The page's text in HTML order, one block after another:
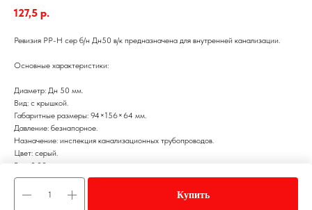
127,5 р.
Купить
Ревизия PP-H сер б/н Дн50 в/к предназначена для внутренней канализации.
Основные характеристики:
Диаметр: Дн 50 мм.
Вид: с крышкой.
Габаритные размеры: 94×156×64 мм.
Давление: безнапорное.
Назначение: инспекция канализационных трубопроводов.
Цвет: серый.
Вес: 0,08 кг.
Материал: PP-H.